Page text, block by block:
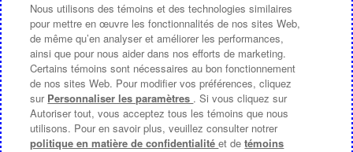
Facebook
(ouvre
une
nouvelle
fenêtre)
YouTube
(ouvre
une
nouvelle
fenêtre)
Pinterest
(ouvre
une
nouvelle
fenêtre)
(ouvre
une
nouvelle
fenêtre)
COMMUNIQUEZ AVEC NOUS
Nous utilisons des témoins et des technologies similaires
pour mettre en œuvre les fonctionnalités de nos sites Web,
de même qu’en analyser et améliorer les performances,
ainsi que pour nous aider dans nos efforts de marketing.
Certains témoins sont nécessaires au bon fonctionnement
de nos sites Web. Pour modifier vos préférences, cliquez
sur Personnaliser les paramètres . Si vous cliquez sur
Autoriser tout, vous acceptez tous les témoins que nous
utilisons. Pour en savoir plus, veuillez consulter notrer
politique en matière de confidentialitéet detémoins